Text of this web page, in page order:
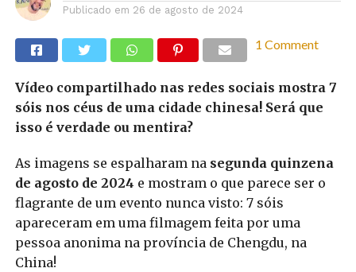
Publicado em 26 de agosto de 2024
1 Comment
Vídeo compartilhado nas redes sociais mostra 7
sóis nos céus de uma cidade chinesa! Será que
isso é verdade ou mentira?
As imagens se espalharam na segunda quinzena
de agosto de 2024 e mostram o que parece ser o
flagrante de um evento nunca visto: 7 sóis
apareceram em uma filmagem feita por uma
pessoa anonima na província de Chengdu, na
China!